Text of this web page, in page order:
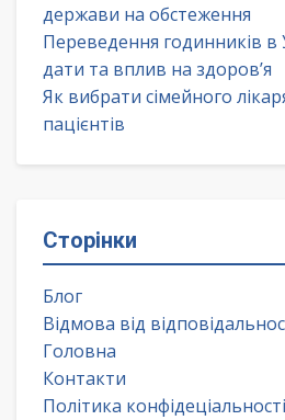
держави на обстеження
Переведення годинників в
дати та вплив на здоров’я
Як вибрати сімейного
пацієнтів
Сторінки
Блог
Відмова від
Головна
Контакти
Політика конфідеціальності